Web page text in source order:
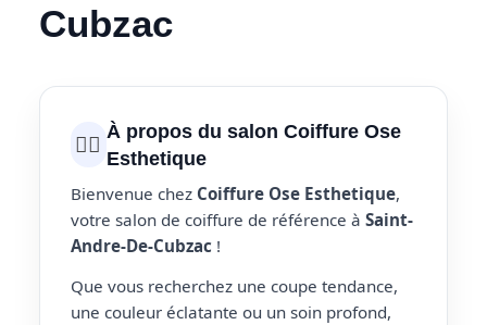
Cubzac
💇‍♀️ À propos du salon Coiffure Ose
Esthetique
Bienvenue chez Coiffure Ose Esthetique,
votre salon de coiffure de référence à Saint-
Andre-De-Cubzac !
Que vous recherchez une coupe tendance,
une couleur éclatante ou un soin profond,